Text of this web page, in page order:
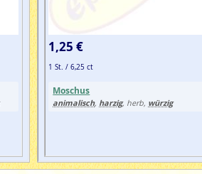
1,25 €
1 St. / 6,25 ct
Moschus
animalisch, harzig, herb, würzig